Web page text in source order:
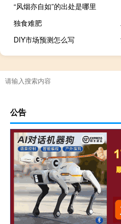
“风烟亦自如”的出处是哪里
独食难肥
DIY市场预测怎么写
公告